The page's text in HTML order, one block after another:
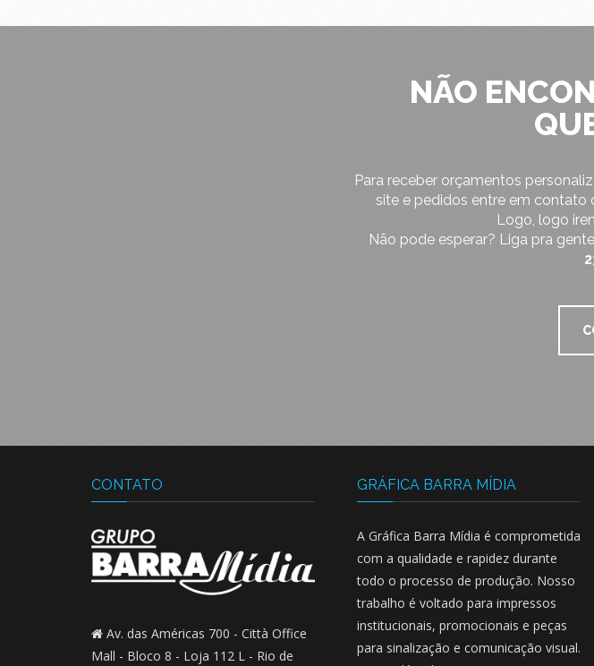
NÃO
Para receber orçamentos
site e pedidos entre em contato
Logo, logo
Não pode esperar? Liga pra
CONTATO
Av. das Américas 700 - Città Office
Mall - Bloco 8 - Loja 112 L - Rio de
GRÁFICA BARRA MÍDIA
A Gráfica Barra Mídia é comprometida
com a qualidade e rapidez durante
todo o processo de produção. Nosso
trabalho é voltado para impressos
institucionais, promocionais e peças
para sinalização e comunicação visual.